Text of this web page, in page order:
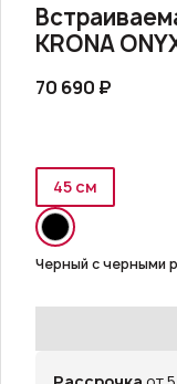
KRONA
70 690 ₽
45 см
Черный с черными